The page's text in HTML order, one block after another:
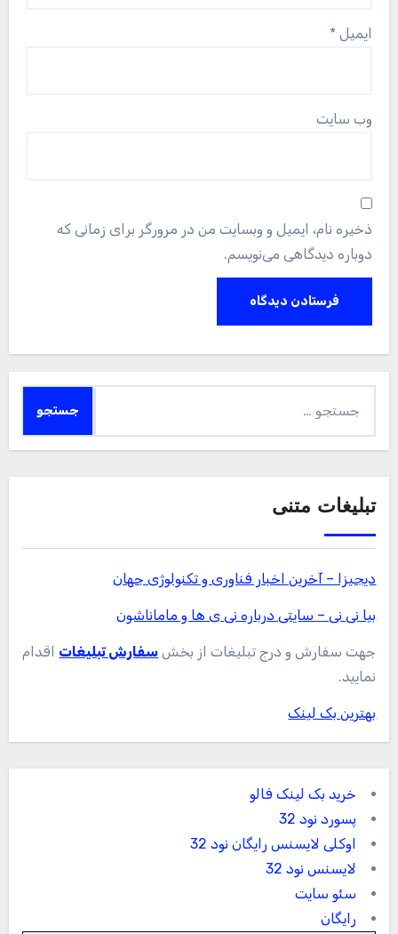
ایمیل *
وب‌ سایت
ذخیره نام، ایمیل و وبسایت من در مرورگر برای زمانی که
دوباره دیدگاهی می‌نویسم.
برای:
تبلیغات متنی
دیجیزا – آخرین اخبار فناوری و تکنولوژی جهان
بیا نی نی – سایتی درباره نی ی ها و ماماناشون
جهت سفارش و درج تبلیغات از بخش سفارش تبلیغات اقدام
نمایید.
بهترین بک لینک
خرید بک لینک فالو
پسورد نود 32
اوکلی لایسنس رایگان نود 32
لایسنس نود 32
سئو سایت
رایگان